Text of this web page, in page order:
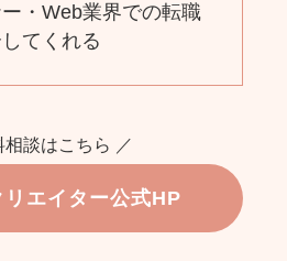
・Web業界での転職
てくれる
相談はこちら ／
リエイター公式HP